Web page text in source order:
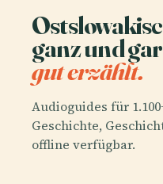
ganz und
gut erzählt.
Audioguides für
Geschichte,
offline verfügbar.